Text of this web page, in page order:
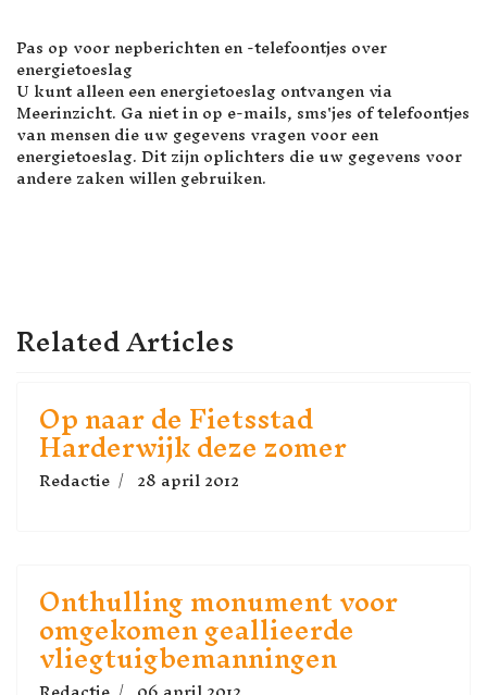
Pas op voor nepberichten en -telefoontjes over
energietoeslag
U kunt alleen een energietoeslag ontvangen via
Meerinzicht. Ga niet in op e-mails, sms'jes of telefoontjes
van mensen die uw gegevens vragen voor een
energietoeslag. Dit zijn oplichters die uw gegevens voor
andere zaken willen gebruiken.
Related Articles
Op naar de Fietsstad
Harderwijk deze zomer
Redactie 28 april 2012
Onthulling monument voor
omgekomen geallieerde
vliegtuigbemanningen